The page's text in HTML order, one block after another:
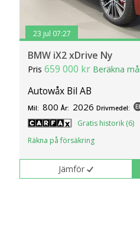
23 jul 07:27
BMW iX2 xDrive Ny
Pris659 000 kr Beräkna
Autowåx Bil AB
Mil: 800 År: 2026 Drivmedel:
Gratis historik (6)
Räkna på försäkring
Jämför